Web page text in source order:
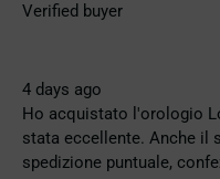
Verified buyer
4 days ago
Ho acquistato l'orologio
stata eccellente. Anche il
spedizione puntuale,